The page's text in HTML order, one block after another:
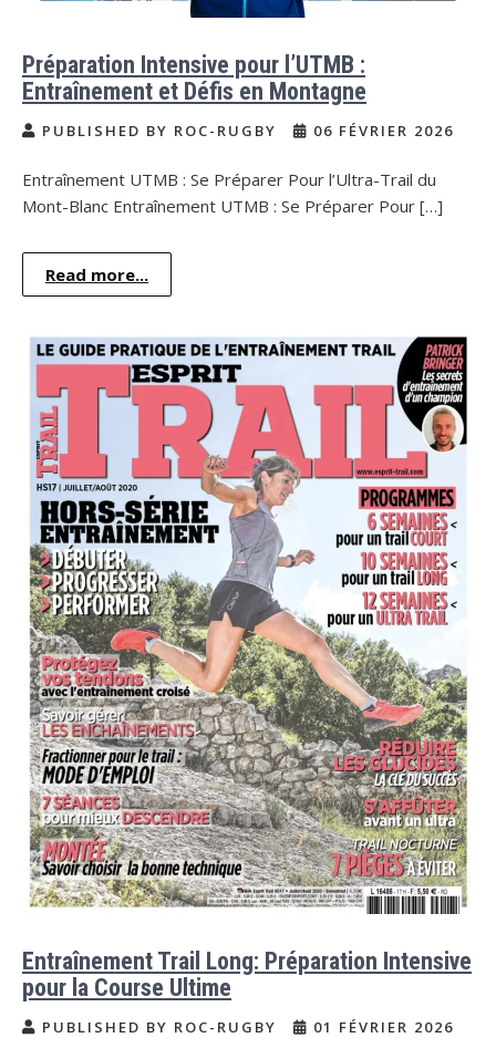
Préparation Intensive pour l’UTMB :
Entraînement et Défis en Montagne
PUBLISHED BY ROC-RUGBY 06 FÉVRIER 2026
Entraînement UTMB : Se Préparer Pour l’Ultra-Trail du
Mont-Blanc Entraînement UTMB : Se Préparer Pour […]
Read more...
Entraînement Trail Long: Préparation Intensive
pour la Course Ultime
PUBLISHED BY ROC-RUGBY 01 FÉVRIER 2026